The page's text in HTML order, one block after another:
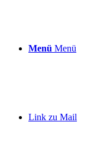
Menü Menü
Link zu Mail